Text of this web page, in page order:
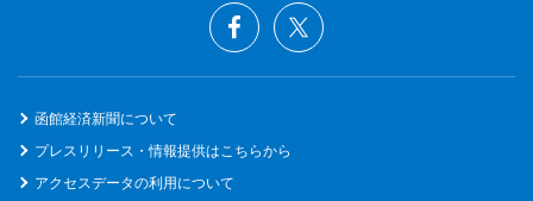
函館経済新聞について
プレスリリース・情報提供はこちらから
アクセスデータの利用について